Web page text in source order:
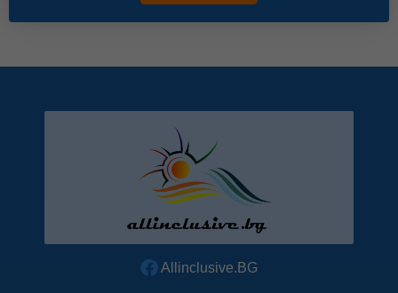
Allinclusive.BG